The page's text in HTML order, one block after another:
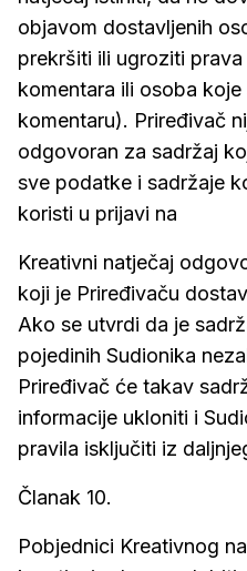
objavom dostavljenih
prekršiti ili ugroziti
komentara ili osoba
komentaru). Priređivač
odgovoran za sadržaj
sve podatke i sadržaje
koristi u prijavi na
Kreativni natječaj
koji je Priređivaču
Ako se utvrdi da je
pojedinih Sudionika
Priređivač će takav
informacije ukloniti i
pravila isključiti iz
Članak 10.
Pobjednici Kreativnog